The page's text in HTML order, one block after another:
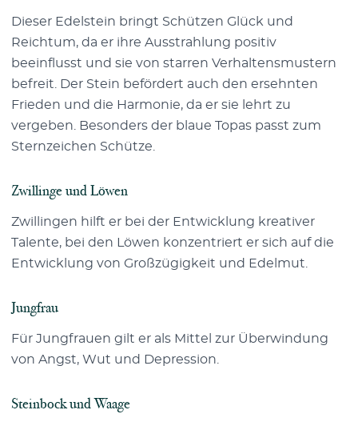
Dieser Edelstein bringt Schützen Glück und
Reichtum, da er ihre Ausstrahlung positiv
beeinflusst und sie von starren Verhaltensmustern
befreit. Der Stein befördert auch den ersehnten
Frieden und die Harmonie, da er sie lehrt zu
vergeben. Besonders der blaue Topas passt zum
Sternzeichen Schütze.
Zwillinge und Löwen
Zwillingen hilft er bei der Entwicklung kreativer
Talente, bei den Löwen konzentriert er sich auf die
Entwicklung von Großzügigkeit und Edelmut.
Jungfrau
Für Jungfrauen gilt er als Mittel zur Überwindung
von Angst, Wut und Depression.
Steinbock und Waage